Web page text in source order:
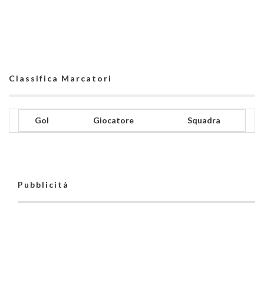
Classifica Marcatori
Gol Giocatore Squadra
Pubblicità